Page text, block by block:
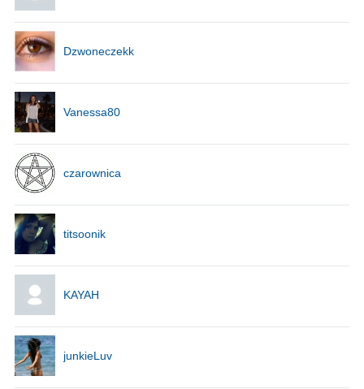
Dzwoneczekk
Vanessa80
czarownica
titsoonik
KAYAH
junkieLuv